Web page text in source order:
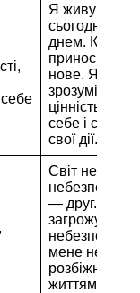
Я живу
сьогоднішнім
днем. Кожна
приносить
нове. Я хочу
зрозуміти
цінність. Я
себе і
свої дії.
Світ не
небезпечний,
— друг. Мені
загрожує
небезпека. У
мене немає
розбіжностей
життям.